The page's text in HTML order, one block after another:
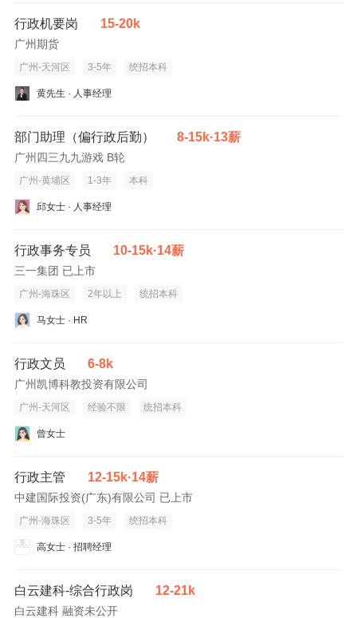
行政机要岗 15-20k
广州期货
广州-天河区 3-5年 统招本科
黄先生 · 人事经理
部门助理（偏行政后勤） 8-15k·13薪
广州四三九九游戏 B轮
广州-黄埔区 1-3年 本科
邱女士 · 人事经理
行政事务专员 10-15k·14薪
三一集团 已上市
广州-海珠区 2年以上 统招本科
马女士 · HR
行政文员 6-8k
广州凯博科教投资有限公司
广州-天河区 经验不限 统招本科
曾女士
行政主管 12-15k·14薪
中建国际投资(广东)有限公司 已上市
广州-海珠区 3-5年 统招本科
高女士 · 招聘经理
白云建科-综合行政岗 12-21k
白云建科 融资未公开